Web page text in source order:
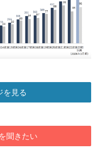
を見る
聞きたい